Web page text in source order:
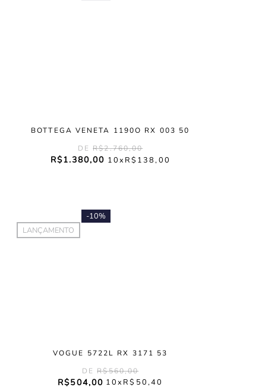
BOTTEGA VENETA 1190O RX 003 50
R$2.760,00
R$1.380,00 10 R$ 138,00
-10%
LANÇAMENTO
VOGUE 5722L RX 3171 53
R$560,00
R$504,00 10 R$ 50,40